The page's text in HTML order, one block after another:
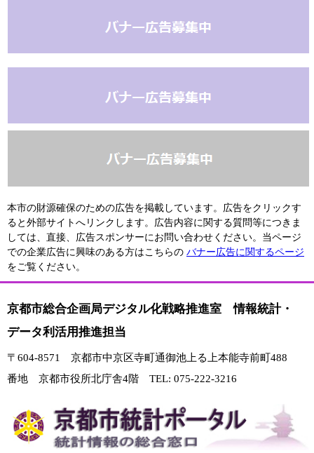
本市の財源確保のための広告を掲載しています。広告をクリックす
ると外部サイトへリンクします。広告内容に関する質問等につきま
しては、直接、広告スポンサーにお問い合わせください。当ページ
での企業広告に興味のある方はこちらの バナー広告に関するページ
をご覧ください。
京都市総合企画局デジタル化戦略推進室 情報統計・
データ利活用推進担当
〒604-8571 京都市中京区寺町通御池上る上本能寺前町488
番地 京都市役所北庁舎4階 TEL: 075-222-3216